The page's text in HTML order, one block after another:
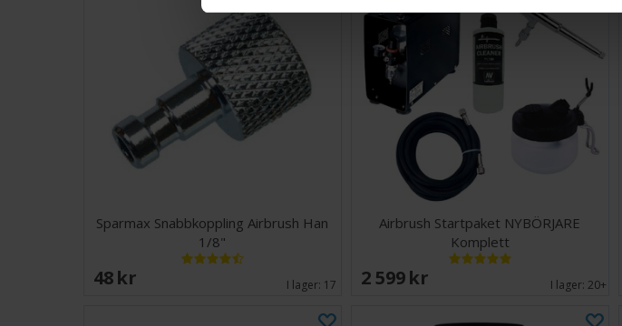
Sparmax Snabbkoppling Airbrush Han
1/8"
48 SEK I lager: 17
Airbrush Startpaket NYBÖRJARE
Komplett
2 599 SEK I lager:20+